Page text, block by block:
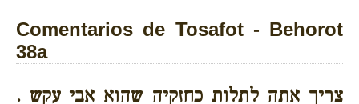
Comentarios de Tosafot - Behorot
38a
צריך אתה לתלות כחזקיה שהוא אבי עקש .